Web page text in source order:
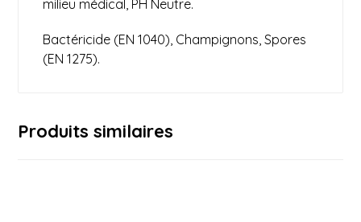
milieu médical, PH Neutre.
Bactéricide (EN 1040), Champignons, Spores
(EN 1275).
Produits similaires